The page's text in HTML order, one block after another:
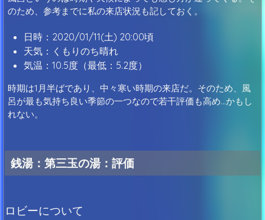
のため、参考までに私の来店状況も記しておく。
日時：2020/01/11(土) 20:00頃
天気：くもりのち晴れ
気温：10.5度（最低：5.2度）
時期は1月半ばであり、中々寒い時期の来店だ。そのため、風
呂が最も気持ち良い季節の一つなので若干評価も高め…かもし
れない。
銭湯：第三玉の湯：評価
ロビーについて